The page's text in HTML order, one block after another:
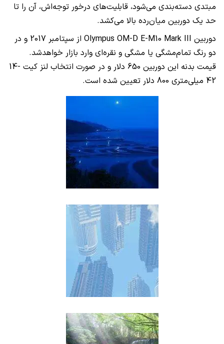
مبتدی دسته‌بندی می‌شود، قابلیت‌های درخور توجه‌اش، آن را تا
حد یک دوربین میان‌رده بالا می‌کشد.
دوربین Olympus OM-D E-M10 Mark III
از سپتامبر 2017 و در
دو رنگ تمام‌مشگی یا مشگی و نقره‌ای وارد بازار خواهدشد.
قیمت بدنه این دوربین 650 دلار و در صورت انتخاب لنز کیت
14-
42 میلی‌متری 800 دلار تعیین شده است.